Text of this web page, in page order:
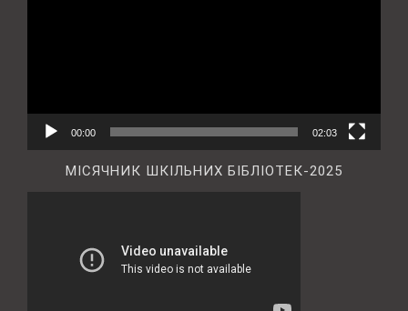
00:00 02:03
МІСЯЧНИК ШКІЛЬНИХ БІБЛІОТЕК-2025